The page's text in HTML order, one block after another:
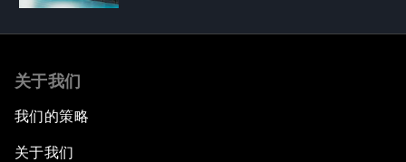
关于我们
我们的策略
关于我们